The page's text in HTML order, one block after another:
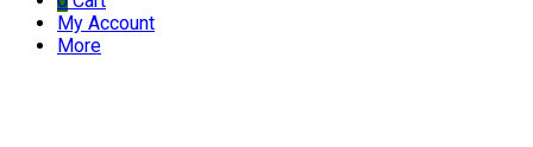
My Account
More